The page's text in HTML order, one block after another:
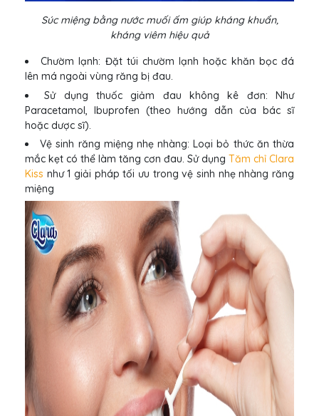
Súc miệng bằng nước muối ấm giúp kháng khuẩn,
kháng viêm hiệu quả
Chườm lạnh: Đặt túi chườm lạnh hoặc khăn bọc đá
lên má ngoài vùng răng bị đau.
Sử dụng thuốc giảm đau không kê đơn: Như
Paracetamol, Ibuprofen (theo hướng dẫn của bác sĩ
hoặc dược sĩ).
Vệ sinh răng miệng nhẹ nhàng: Loại bỏ thức ăn thừa
mắc kẹt có thể làm tăng cơn đau. Sử dụng Tăm chỉ Clara
Kiss như 1 giải pháp tối ưu trong vệ sinh nhẹ nhàng răng
miệng